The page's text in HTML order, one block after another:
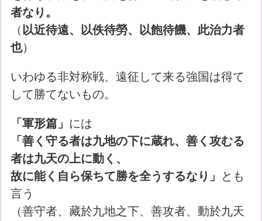
者なり。
（ 以近待遠、以佚待勞、以飽待饑、此治力者
也）
いわゆる非対称戦、遠征して来る強国は得て
して勝てないもの。
「軍形篇」 には
「善く守る者は九地の下に蔵れ、善く攻むる
者は九天の上に動く、
故に能く自ら保ちて勝を全うするなり」
とも
言う
（善守者、藏於九地之下、善攻者、動於九天